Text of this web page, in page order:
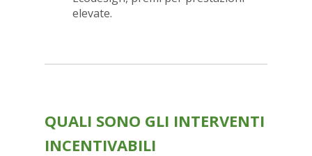
elevate.
QUALI SONO GLI INTERVENTI
INCENTIVABILI